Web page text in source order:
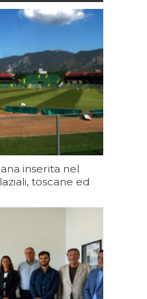
inserita nel
toscane ed